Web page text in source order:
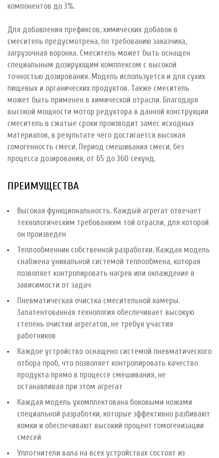
компонентов до 3%.
Для добавления префиксов, химических добавок в
смеситель предусмотрена, по требованию заказчика,
загрузочная воронка. Смеситель может быть оснащен
специальным дозирующим комплексом с высокой
точностью дозирования. Модель используется и для сухих
пищевых и органических продуктов. Также смеситель
может быть применен в химической отрасли. Благодаря
высокой мощности мотор редуктора в данной конструкции
смеситель в сжатые сроки производит замес исходных
материалов, в результате чего достигается высокая
гомогенность смеси. Период смешивания смеси, без
процесса дозирования, от 65 до 360 секунд.
ПРЕИМУЩЕСТВА
Высокая функциональность. Каждый агрегат отвечает
технологическим требованиям той отрасли, для которой
он произведен
Теплообменник собственной разработки. Каждая модель
снабжена уникальной системой теплообмена, которая
позволяет контролировать нагрев или охлаждение в
зависимости от задач
Пневматическая очистка смесительной камеры.
Запатентованная технология обеспечивает высокую
степень очистки агрегатов, не требуя участия
работников
Каждое устройство оснащено системой пневматического
отбора проб, что позволяет контролировать качество
продукта прямо в процессе смешивания, не
останавливая при этом агрегат
Каждая модель укомплектована боковыми ножами
специальной разработки, которые эффективно разбивают
комки и обеспечивают высокий процент гомогенизации
смесей
Уплотнители вала на всех устройствах состоят из